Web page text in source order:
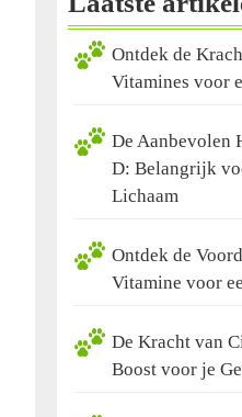
Ontdek de
Vitamines voor
De Aanbevolen
D: Belangrijk
Lichaam
Ontdek de
Vitamine voor
De Kracht van
Boost voor je